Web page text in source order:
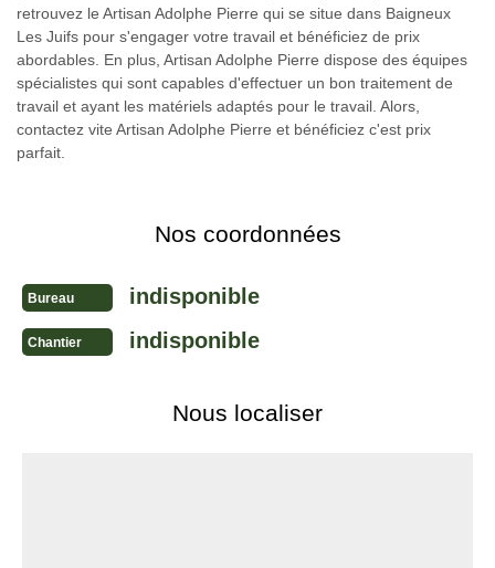
retrouvez le Artisan Adolphe Pierre qui se situe dans Baigneux
Les Juifs pour s'engager votre travail et bénéficiez de prix
abordables. En plus, Artisan Adolphe Pierre dispose des équipes
spécialistes qui sont capables d'effectuer un bon traitement de
travail et ayant les matériels adaptés pour le travail. Alors,
contactez vite Artisan Adolphe Pierre et bénéficiez c'est prix
parfait.
Nos coordonnées
Bureau indisponible
Chantier indisponible
Nous localiser